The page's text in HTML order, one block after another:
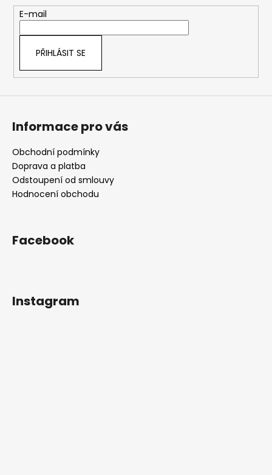
E-mail
PŘIHLÁSIT SE
Informace pro vás
Obchodní podmínky
Doprava a platba
Odstoupení od smlouvy
Hodnocení obchodu
Facebook
Instagram